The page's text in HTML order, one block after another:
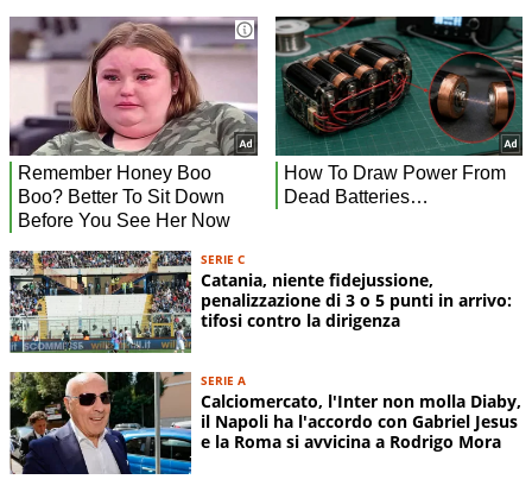
SERIE C
Catania, niente fidejussione,
penalizzazione di 3 o 5 punti in arrivo:
tifosi contro la dirigenza
SERIE A
Calciomercato, l'Inter non molla Diaby,
il Napoli ha l'accordo con Gabriel Jesus
e la Roma si avvicina a Rodrigo Mora